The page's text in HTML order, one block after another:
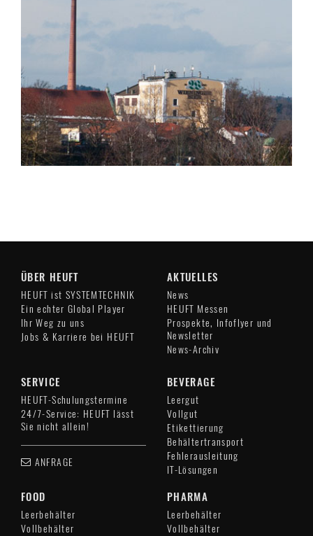
ÜBER HEUFT
HEUFT ist SYSTEMTECHNIK
Ein echter Global Player
Ihr Weg zu uns
Jobs & Karriere bei HEUFT
AKTUELLES
News
HEUFT Messen
Prospekte, Infoflyer und
Newsletter
News-Archiv
SERVICE
HEUFT-Schulungstermine
24/7-Service: HEUFT lässt
Sie nicht allein!
ANFRAGE
BEVERAGE
Leergut
Vollgut
Etikettierung
Behältertransport
Fehlerausleitung
IT-Lösungen
FOOD
Leerbehälter
Vollbehälter
PHARMA
Leerbehälter
Vollbehälter